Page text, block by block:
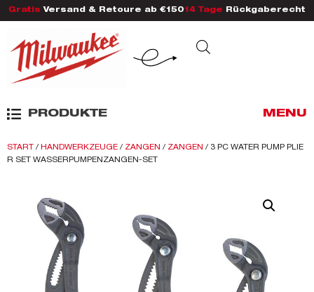
Gratis Versand & Retoure ab €150 14 Tage Rückgaberecht
PRODUKTE MENU
START / HANDWERKZEUGE / ZANGEN / ZANGEN / 3 PC WATER PUMP PLIE
R SET WASSERPUMPENZANGEN-SET